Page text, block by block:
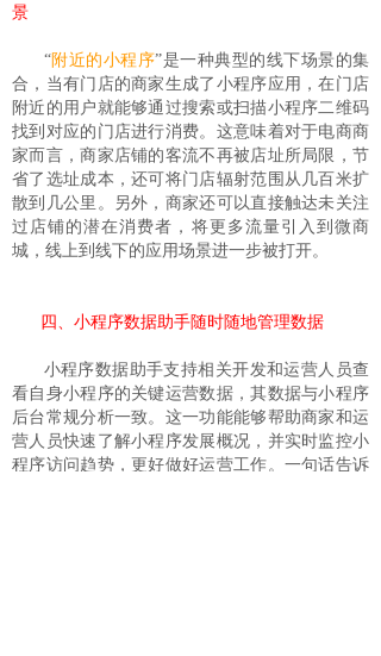
景
“附近的小程序”是一种典型的线下场景的集
合，当有门店的商家生成了小程序应用，在门店
附近的用户就能够通过搜索或扫描小程序二维码
找到对应的门店进行消费。这意味着对于电商商
家而言，商家店铺的客流不再被店址所局限，节
省了选址成本，还可将门店辐射范围从几百米扩
散到几公里。另外，商家还可以直接触达未关注
过店铺的潜在消费者，将更多流量引入到微商
城，线上到线下的应用场景进一步被打开。
四、小程序数据助手随时随地管理数据
小程序数据助手支持相关开发和运营人员查
看自身小程序的关键运营数据，其数据与小程序
后台常规分析一致。这一功能能够帮助商家和运
营人员快速了解小程序发展概况，并实时监控小
程序访问趋势，更好做好运营工作。一句话告诉